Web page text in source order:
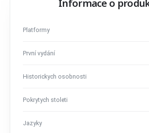
Informace o
Platformy
První vydání
Historickych osobnosti
Pokrytych stoleti
Jazyky